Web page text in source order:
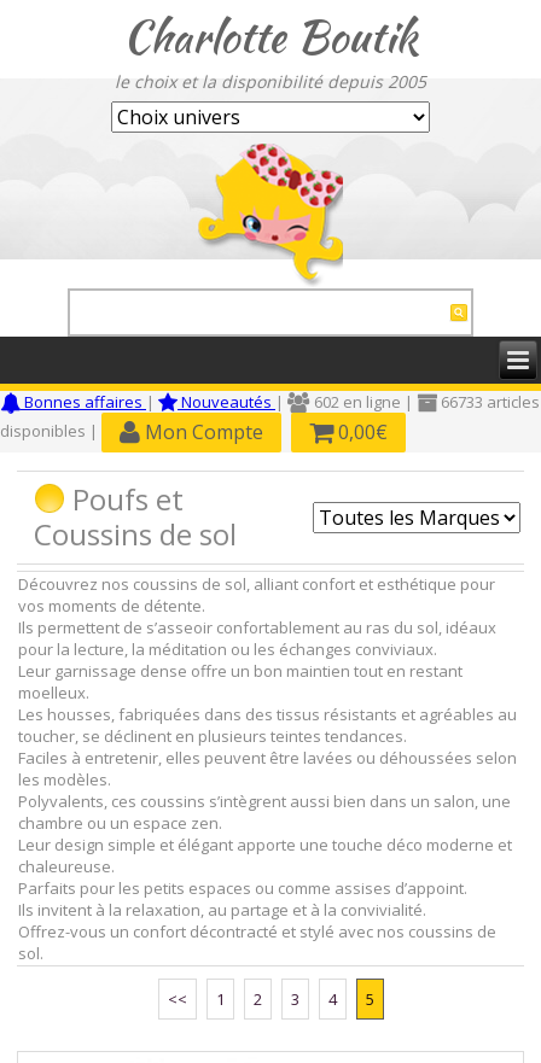
Charlotte Boutik
le choix et la disponibilité depuis 2005
Bonnes affaires | Nouveautés | 602 en ligne |
66733 articles
disponibles |
Mon Compte 0,00€
Poufs et
Coussins de sol
Découvrez nos coussins de sol, alliant confort et esthétique pour
vos moments de détente.
Ils permettent de s’asseoir confortablement au ras du sol, idéaux
pour la lecture, la méditation ou les échanges conviviaux.
Leur garnissage dense offre un bon maintien tout en restant
moelleux.
Les housses, fabriquées dans des tissus résistants et agréables au
toucher, se déclinent en plusieurs teintes tendances.
Faciles à entretenir, elles peuvent être lavées ou déhoussées selon
les modèles.
Polyvalents, ces coussins s’intègrent aussi bien dans un salon, une
chambre ou un espace zen.
Leur design simple et élégant apporte une touche déco moderne et
chaleureuse.
Parfaits pour les petits espaces ou comme assises d’appoint.
Ils invitent à la relaxation, au partage et à la convivialité.
Offrez-vous un confort décontracté et stylé avec nos coussins de
sol.
<< 1 2 3 4 5